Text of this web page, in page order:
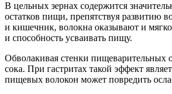
В цельных зернах содержится
остатков пищи, препятствуя развитию
и кишечник, волокна оказывают и
и способность усваивать пищу.
Обволакивая стенки пищеварительных
сока. При гастритах такой эффект
пищевых волокон может повредить